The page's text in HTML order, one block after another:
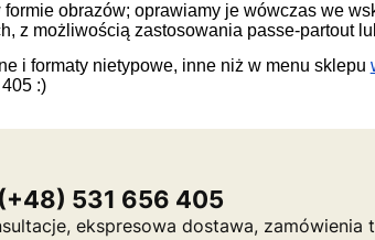
obrazów; oprawiamy je wówczas we
z możliwością zastosowania passe-partout
i formaty nietypowe, inne niż w menu sklepu
:)
531 656 405
ekspresowa dostawa, zamówienia